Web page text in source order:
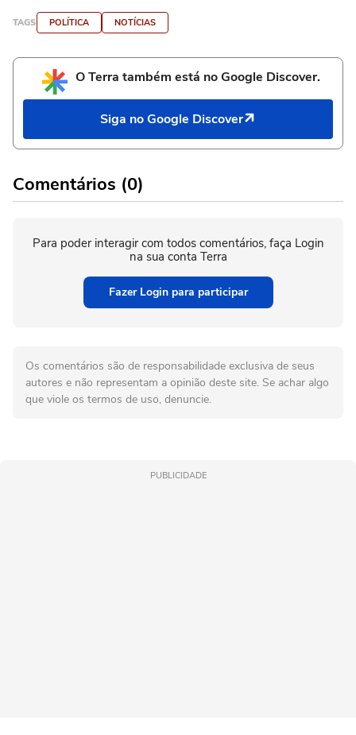
TAGS POLÍTICA NOTÍCIAS
O Terra também está no Google Discover.
Siga no Google Discover
Comentários (0)
Para poder interagir com todos comentários, faça Login
na sua conta Terra
Fazer Login para participar
Os comentários são de responsabilidade exclusiva de seus
autores e não representam a opinião deste site. Se achar algo
que viole os termos de uso, denuncie.
PUBLICIDADE